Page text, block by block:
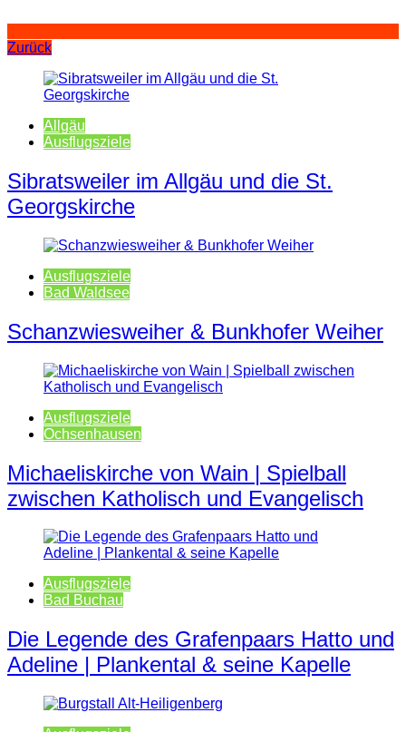
Zurück
Allgäu
Ausflugsziele
Sibratsweiler im Allgäu und die St.
Georgskirche
Ausflugsziele
Bad Waldsee
Schanzwiesweiher & Bunkhofer Weiher
Ausflugsziele
Ochsenhausen
Michaeliskirche von Wain | Spielball
zwischen Katholisch und Evangelisch
Ausflugsziele
Bad Buchau
Die Legende des Grafenpaars Hatto und
Adeline | Plankental & seine Kapelle